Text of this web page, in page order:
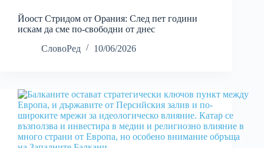
Йоост Стридом от Орания: След пет години
искам да сме по-свободни от днес
СловоРед
10/06/2026